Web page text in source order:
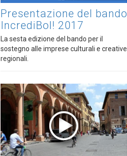
Presentazione del bando
IncrediBol! 2017
La sesta edizione del bando per il
sostegno alle imprese culturali e creative
regionali.